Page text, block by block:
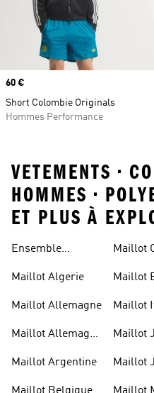
Prix
60 €
Short Colombie Originals
Hommes Performance
VETEMENTS •
HOMMES •
ET PLUS À
Ensemble
Maillot Algerie
Maillot Allemagne
Maillot Allemagne
Maillot Argentine
Maillot
Maillot
Maillot
Maillot
Maillot